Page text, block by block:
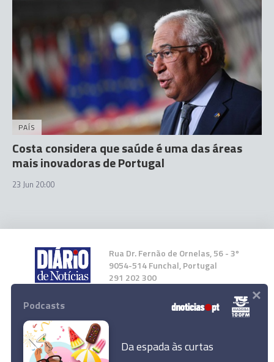
PAÍS
Costa considera que saúde é uma das áreas
mais inovadoras de Portugal
23 Jun 20:00
Rua Dr. Fernão de Ornelas, 56 - 3º
9054-514 Funchal, Portugal
291 202 300
Instale a nossa App
Podcasts
Da espada às curtas
×